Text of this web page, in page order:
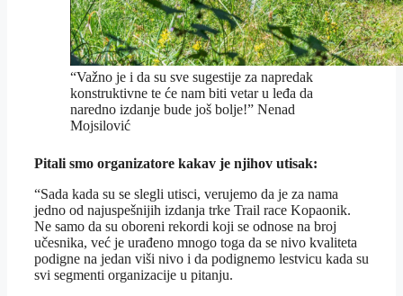
“Važno je i da su sve sugestije za napredak
konstruktivne te će nam biti vetar u leđa da
naredno izdanje bude još bolje!” Nenad
Mojsilović
Pitali smo organizatore kakav je njihov utisak:
“Sada kada su se slegli utisci, verujemo da je za nama
jedno od najuspešnijih izdanja trke Trail race Kopaonik.
Ne samo da su oboreni rekordi koji se odnose na broj
učesnika, već je urađeno mnogo toga da se nivo kvaliteta
podigne na jedan viši nivo i da podignemo lestvicu kada su
svi segmenti organizacije u pitanju.